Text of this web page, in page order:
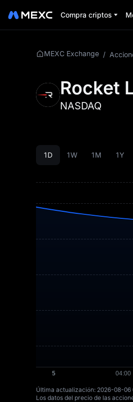
Compra criptos
MEXC Exchange /
Rocket
NASDAQ
1D 1W 1M 1Y
Última actualización: ⁦2026-08-06
Los datos del precio de las